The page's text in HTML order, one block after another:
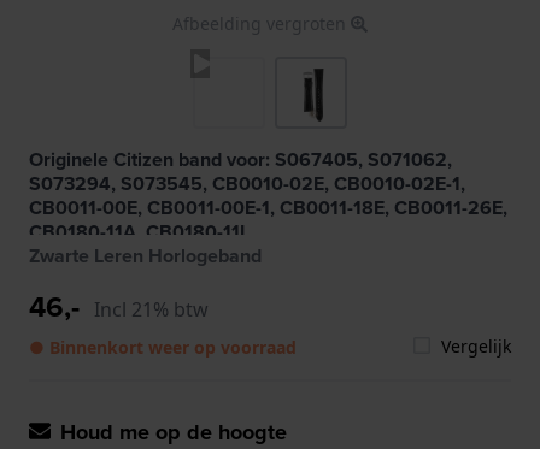
Afbeelding vergroten
Originele Citizen band voor: S067405, S071062,
S073294, S073545, CB0010-02E, CB0010-02E-1,
CB0011-00E, CB0011-00E-1, CB0011-18E, CB0011-26E,
CB0180-11A, CB0180-11L
Zwarte Leren Horlogeband
46,- Incl 21% btw
● Binnenkort weer op voorraad Vergelijk
Houd me op de hoogte